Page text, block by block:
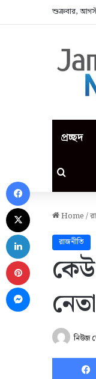
শুক্রবার,
প্রচ্ছদ
Search
Home/
রাজনীতি
নিউজ
Facebook
LinkedIn
Pinterest